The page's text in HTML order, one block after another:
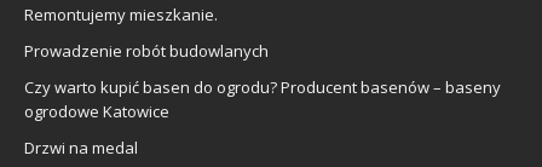
Remontujemy mieszkanie.
Prowadzenie robót budowlanych
Czy warto kupić basen do ogrodu? Producent basenów – baseny
ogrodowe Katowice
Drzwi na medal